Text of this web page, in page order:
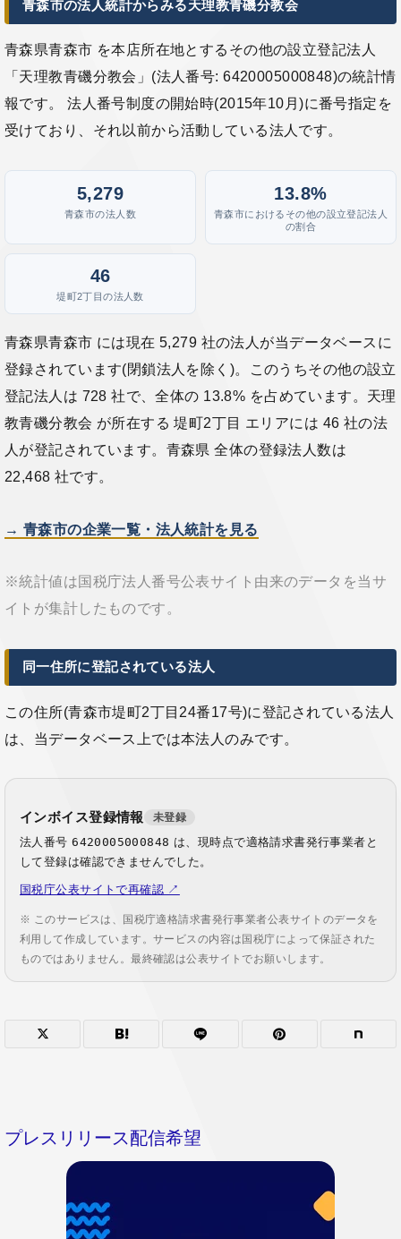
青森市の法人統計からみる天理教青磯分教会
青森県青森市 を本店所在地とするその他の設立登記法人
「天理教青磯分教会」(法人番号: 6420005000848)の統計情
報です。 法人番号制度の開始時(2015年10月)に番号指定を
受けており、それ以前から活動している法人です。
5,279
青森市の法人数
13.8%
青森市におけるその他の設立登記法人
の割合
46
堤町2丁目の法人数
青森県青森市 には現在 5,279 社の法人が当データベースに
登録されています(閉鎖法人を除く)。このうちその他の設立
登記法人は 728 社で、全体の 13.8% を占めています。天理
教青磯分教会 が所在する 堤町2丁目 エリアには 46 社の法
人が登記されています。青森県 全体の登録法人数は
22,468 社です。
→ 青森市の企業一覧・法人統計を見る
※統計値は国税庁法人番号公表サイト由来のデータを当サ
イトが集計したものです。
同一住所に登記されている法人
この住所(青森市堤町2丁目24番17号)に登記されている法人
は、当データベース上では本法人のみです。
インボイス登録情報 未登録
法人番号6420005000848 は、現時点で適格請求書発行事業者と
して登録は確認できませんでした。
国税庁公表サイトで再確認 ↗
※ このサービスは、国税庁適格請求書発行事業者公表サイトのデータを
利用して作成しています。サービスの内容は国税庁によって保証された
ものではありません。最終確認は公表サイトでお願いします。
プレスリリース配信希望